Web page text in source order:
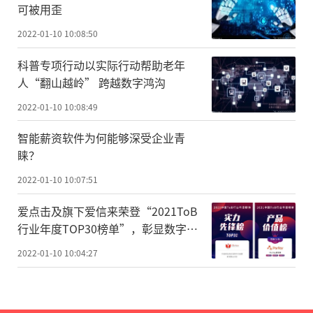
可被用歪
2022-01-10 10:08:50
科普专项行动以实际行动帮助老年
人“翻山越岭” 跨越数字鸿沟
2022-01-10 10:08:49
智能薪资软件为何能够深受企业青
睐？
2022-01-10 10:07:51
爱点击及旗下爱信来荣登“2021ToB
行业年度TOP30榜单”，彰显数字化
实力
2022-01-10 10:04:27